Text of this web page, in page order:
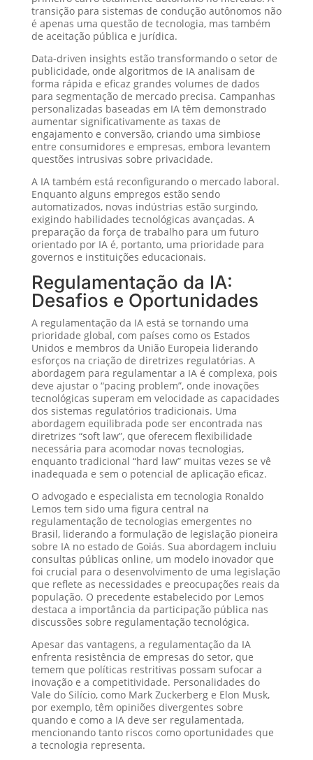
transição para sistemas de condução autônomos não
é apenas uma questão de tecnologia, mas também
de aceitação pública e jurídica.
Data-driven insights estão transformando o setor de
publicidade, onde algoritmos de IA analisam de
forma rápida e eficaz grandes volumes de dados
para segmentação de mercado precisa. Campanhas
personalizadas baseadas em IA têm demonstrado
aumentar significativamente as taxas de
engajamento e conversão, criando uma simbiose
entre consumidores e empresas, embora levantem
questões intrusivas sobre privacidade.
A IA também está reconfigurando o mercado laboral.
Enquanto alguns empregos estão sendo
automatizados, novas indústrias estão surgindo,
exigindo habilidades tecnológicas avançadas. A
preparação da força de trabalho para um futuro
orientado por IA é, portanto, uma prioridade para
governos e instituições educacionais.
Regulamentação da IA:
Desafios e Oportunidades
A regulamentação da IA está se tornando uma
prioridade global, com países como os Estados
Unidos e membros da União Europeia liderando
esforços na criação de diretrizes regulatórias. A
abordagem para regulamentar a IA é complexa, pois
deve ajustar o “pacing problem”, onde inovações
tecnológicas superam em velocidade as capacidades
dos sistemas regulatórios tradicionais. Uma
abordagem equilibrada pode ser encontrada nas
diretrizes “soft law”, que oferecem flexibilidade
necessária para acomodar novas tecnologias,
enquanto tradicional “hard law” muitas vezes se vê
inadequada e sem o potencial de aplicação eficaz.
O advogado e especialista em tecnologia Ronaldo
Lemos tem sido uma figura central na
regulamentação de tecnologias emergentes no
Brasil, liderando a formulação de legislação pioneira
sobre IA no estado de Goiás. Sua abordagem incluiu
consultas públicas online, um modelo inovador que
foi crucial para o desenvolvimento de uma legislação
que reflete as necessidades e preocupações reais da
população. O precedente estabelecido por Lemos
destaca a importância da participação pública nas
discussões sobre regulamentação tecnológica.
Apesar das vantagens, a regulamentação da IA
enfrenta resistência de empresas do setor, que
temem que políticas restritivas possam sufocar a
inovação e a competitividade. Personalidades do
Vale do Silício, como Mark Zuckerberg e Elon Musk,
por exemplo, têm opiniões divergentes sobre
quando e como a IA deve ser regulamentada,
mencionando tanto riscos como oportunidades que
a tecnologia representa.